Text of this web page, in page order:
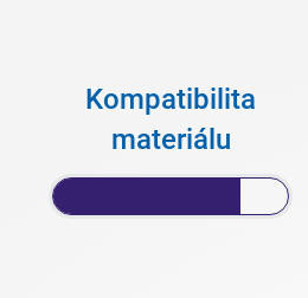
Kompatibilita
materiálu